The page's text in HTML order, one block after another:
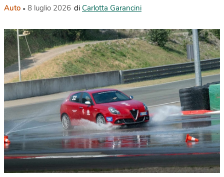
Auto 8 luglio 2026 di Carlotta Garancini